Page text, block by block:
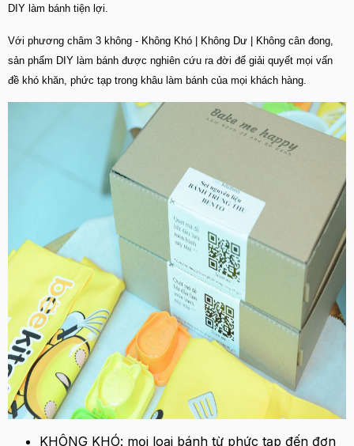
DIY làm bánh tiện lợi.
Với phương châm 3 không - Không Khó | Không Dư | Không cân đong,
sản phẩm DIY làm bánh được nghiên cứu ra đời để giải quyết mọi vấn
đề khó khăn, phức tạp trong khâu làm bánh của mọi khách hàng.
KHÔNG KHÓ: mọi loại bánh từ phức tạp đến đơn